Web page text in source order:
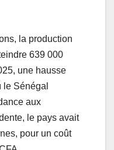
la production
639 000
une hausse
Sénégal
aux
le pays avait
pour un coût